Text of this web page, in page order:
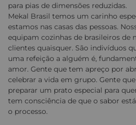
para pias de dimensões reduzidas.
Mekal Brasil temos um carinho
estamos nas casas das pessoas.
equipam cozinhas de brasileiros de
clientes quaisquer. São indivíduos
uma refeição a alguém é,
amor. Gente que tem apreço por
celebrar a vida em grupo. Gente
preparar um prato especial para
tem consciência de que o sabor
o processo.